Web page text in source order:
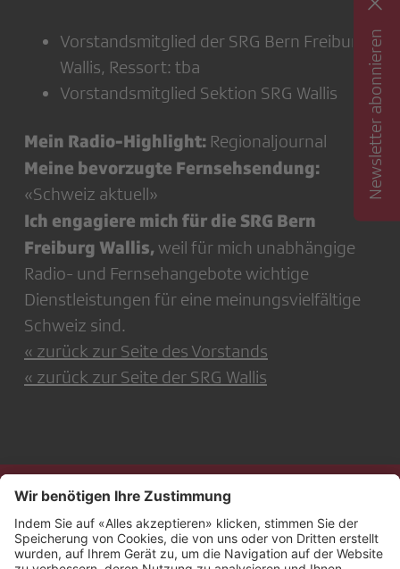
Vorstandsmitglied der SRG Bern Freiburg
Wallis, Ressort: tba
Vorstandsmitglied Sektion SRG Wallis
Mein Radio-Highlight: Regionaljournal
Meine bevorzugte Fernsehsendung:
«Schweiz aktuell»
Ich engagiere mich für die SRG Bern
Freiburg Wallis,weil für mich unabhängige
Radio- und Fernsehangebote wichtige
Dienstleistungen für eine meinungsvielfältige
Schweiz sind.
« zurück zur Seite des Vorstands
« zurück zur Seite der SRG Wallis
Newsletter abonnieren
Kontakt
Impressum